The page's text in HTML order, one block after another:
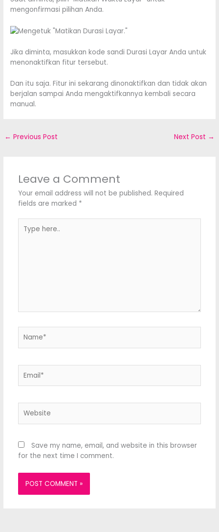
mengonfirmasi pilihan Anda.
Jika diminta, masukkan kode sandi Durasi Layar Anda untuk
menonaktifkan fitur tersebut.
Dan itu saja. Fitur ini sekarang dinonaktifkan dan tidak akan
berjalan sampai Anda mengaktifkannya kembali secara
manual.
← Previous Post Next Post →
Leave a Comment
Your email address will not be published. Required
fields are marked *
here..
Save my name, email, and website in this browser
for the next time I comment.